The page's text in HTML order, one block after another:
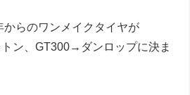
からのワンメイクタイヤが
ン、GT300→ダンロップに決ま